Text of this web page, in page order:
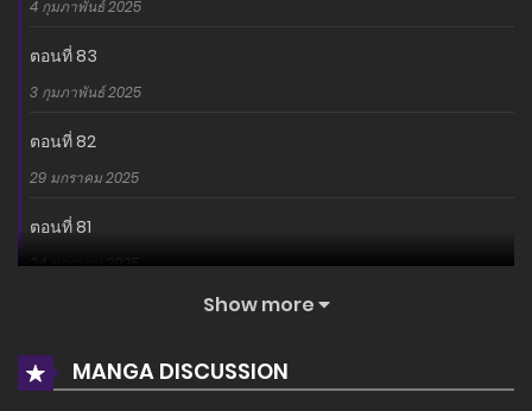
4 กุมภาพันธ์ 2025
ตอนที่ 83
3 กุมภาพันธ์ 2025
ตอนที่ 82
29 มกราคม 2025
ตอนที่ 81
24 มกราคม 2025
ตอนที่ 79
Show more
MANGA DISCUSSION